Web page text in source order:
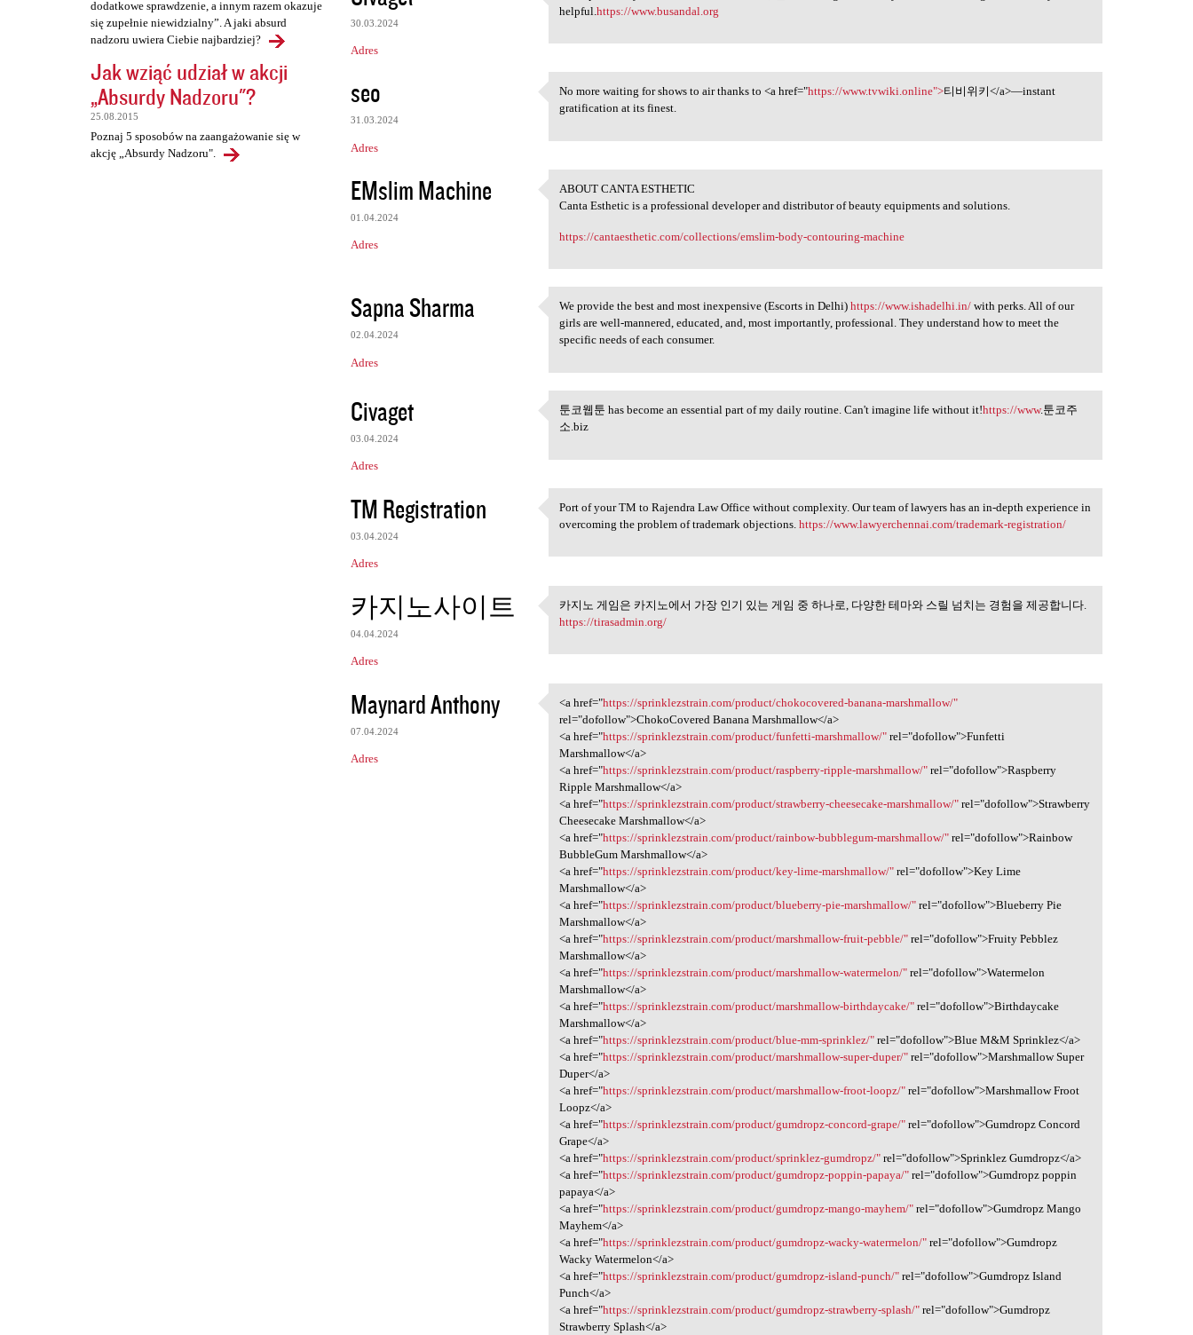
dodatkowe sprawdzenie, a innym razem okazuje
się zupełnie niewidzialny”. A jaki absurd
nadzoru uwiera Ciebie najbardziej?
Jak wziąć udział w akcji
„Absurdy Nadzoru"?
25.08.2015
Poznaj 5 sposobów na zaangażowanie się w
akcję „Absurdy Nadzoru".
30.03.2024
Adres
I'm impressed by the
helpful.https://www.busandal.org
seo
31.03.2024
Adres
No more waiting for shows to
No more waiting for shows to air thanks to <a href="https://www.tvwiki.online">티비위키</a>—instant
gratification at its finest.
EMslim Machine
01.04.2024
Adres
ABOUT CANTA ESTHETIC
ABOUT CANTA ESTHETIC
Canta Esthetic is a professional developer and distributor of beauty equipments and solutions.
https://cantaesthetic.com/collections/emslim-body-contouring-machine
Sapna Sharma
02.04.2024
Adres
We provide the best and most
We provide the best and most inexpensive (Escorts in Delhi)https://www.ishadelhi.in/ with perks. All of our
girls are well-mannered, educated, and, most importantly, professional. They understand how to meet the
specific needs of each consumer.
Civaget
03.04.2024
Adres
툰코웹툰 has become an essential
툰코웹툰 has become an essential part of my daily routine. Can't imagine life without it!https://www.툰코주
소.biz
TM Registration
03.04.2024
Adres
Port of your TM to Rajendra
Port of your TM to Rajendra Law Office without complexity. Our team of lawyers has an in-depth experience in
overcoming the problem of trademark objections.https://www.lawyerchennai.com/trademark-registration/
카지노사이트
04.04.2024
Adres
카지노 게임은 카지노에서 가장 인기 있는 게임 중
카지노 게임은 카지노에서 가장 인기 있는 게임 중 하나로, 다양한 테마와 스릴 넘치는 경험을 제공합니다.
https://tirasadmin.org/
Maynard Anthony
07.04.2024
Adres
<a href="https:/
<a href="https://sprinklezstrain.com/product/chokocovered-banana-marshmallow/"
rel="dofollow">ChokoCovered Banana Marshmallow</a>
<a href="https://sprinklezstrain.com/product/funfetti-marshmallow/" rel="dofollow">Funfetti
Marshmallow</a>
<a href="https://sprinklezstrain.com/product/raspberry-ripple-marshmallow/" rel="dofollow">Raspberry
Ripple Marshmallow</a>
<a href="https://sprinklezstrain.com/product/strawberry-cheesecake-marshmallow/" rel="dofollow">Strawberry
Cheesecake Marshmallow</a>
<a href="https://sprinklezstrain.com/product/rainbow-bubblegum-marshmallow/" rel="dofollow">Rainbow
BubbleGum Marshmallow</a>
<a href="https://sprinklezstrain.com/product/key-lime-marshmallow/" rel="dofollow">Key Lime
Marshmallow</a>
<a href="https://sprinklezstrain.com/product/blueberry-pie-marshmallow/" rel="dofollow">Blueberry Pie
Marshmallow</a>
<a href="https://sprinklezstrain.com/product/marshmallow-fruit-pebble/" rel="dofollow">Fruity Pebblez
Marshmallow</a>
<a href="https://sprinklezstrain.com/product/marshmallow-watermelon/" rel="dofollow">Watermelon
Marshmallow</a>
<a href="https://sprinklezstrain.com/product/marshmallow-birthdaycake/" rel="dofollow">Birthdaycake
Marshmallow</a>
<a href="https://sprinklezstrain.com/product/blue-mm-sprinklez/" rel="dofollow">Blue M&M Sprinklez</a>
<a href="https://sprinklezstrain.com/product/marshmallow-super-duper/" rel="dofollow">Marshmallow Super
Duper</a>
<a href="https://sprinklezstrain.com/product/marshmallow-froot-loopz/" rel="dofollow">Marshmallow Froot
Loopz</a>
<a href="https://sprinklezstrain.com/product/gumdropz-concord-grape/" rel="dofollow">Gumdropz Concord
Grape</a>
<a href="https://sprinklezstrain.com/product/sprinklez-gumdropz/" rel="dofollow">Sprinklez Gumdropz</a>
<a href="https://sprinklezstrain.com/product/gumdropz-poppin-papaya/" rel="dofollow">Gumdropz poppin
papaya</a>
<a href="https://sprinklezstrain.com/product/gumdropz-mango-mayhem/" rel="dofollow">Gumdropz Mango
Mayhem</a>
<a href="https://sprinklezstrain.com/product/gumdropz-wacky-watermelon/" rel="dofollow">Gumdropz
Wacky Watermelon</a>
<a href="https://sprinklezstrain.com/product/gumdropz-island-punch/" rel="dofollow">Gumdropz Island
Punch</a>
<a href="https://sprinklezstrain.com/product/gumdropz-strawberry-splash/" rel="dofollow">Gumdropz
Strawberry Splash</a>